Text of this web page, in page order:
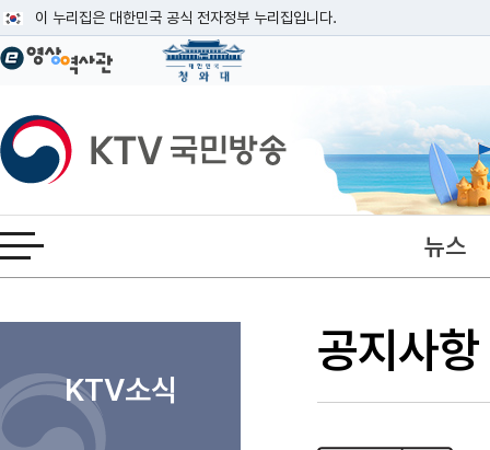
이 누리집은 대한민국 공식 전자정부 누리집입니다.
공식 누리집 주소 확인하기
이밖에 or.kr 또는 .kr등 다른 도메인 주소를 사용하고 있다면 아래 URL에서
운영중인 공식 누리집보기
KTV국민방송
전체메뉴 열기 뉴스
본문
KTV소식
공지사항